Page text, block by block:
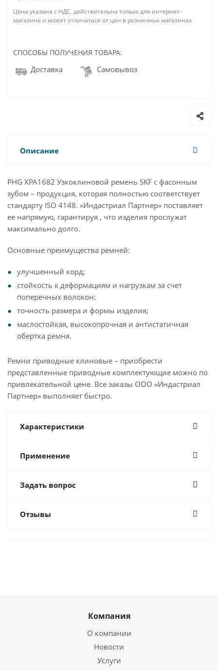
Цена указана с НДС, действительна только для интернет-
магазина и может отличаться от цен в розничных магазинах
СПОСОБЫ ПОЛУЧЕНИЯ ТОВАРА:
Доставка Самовывоз
Описание
PHG XPA1682 Узкоклиновой ремень SKF с фасонным
зубом – продукция, которая полностью соответствует
стандарту ISO 4148. «Индастриал Партнер» поставляет
ее напрямую, гарантируя , что изделия прослужат
максимально долго.
Основные преимущества ремней:
улучшенный корд;
стойкость к деформациям и нагрузкам за счет
поперечных волокон;
точность размера и формы изделия;
маслостойкая, высокопрочная и антистатичная
обертка ремня.
Ремни приводные клиновые – приобрести
представленные приводные комплектующие можно по
привлекательной цене. Все заказы ООО «Индастриал
Партнер» выполняет быстро.
Характеристики
Применение
Задать вопрос
Отзывы
Компания
О компании
Новости
Услуги